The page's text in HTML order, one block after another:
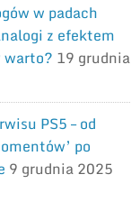
w padach
z efektem
warto? 19 grudnia
PS5 – od
po
9 grudnia 2025